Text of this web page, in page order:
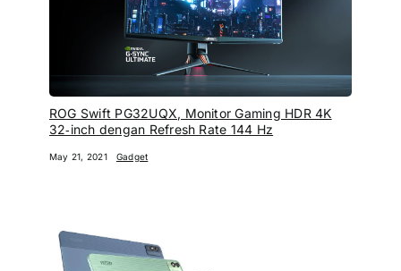
ROG Swift PG32UQX, Monitor Gaming HDR 4K
32‑inch dengan Refresh Rate 144 Hz
May 21, 2021 Gadget